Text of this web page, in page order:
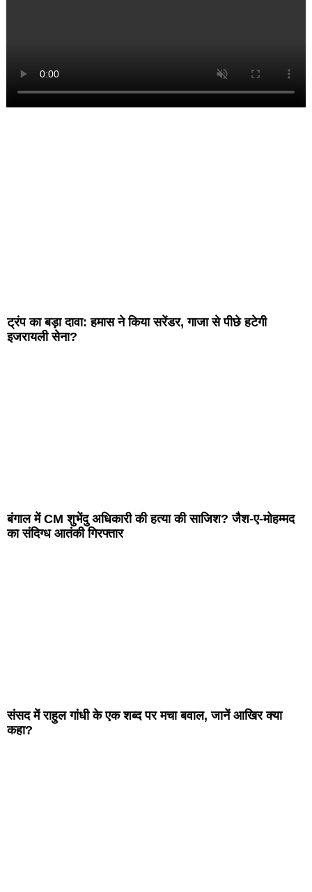
ट्रंप का बड़ा दावा: हमास ने किया सरेंडर, गाजा से पीछे हटेगी
इजरायली सेना?
बंगाल में CM शुभेंदु अधिकारी की हत्या की साजिश? जैश-ए-मोहम्मद
का संदिग्ध आतंकी गिरफ्तार
संसद में राहुल गांधी के एक शब्द पर मचा बवाल, जानें आखिर क्या
कहा?